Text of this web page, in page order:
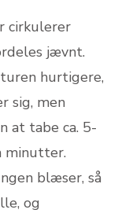
cirkulerer
jævnt.
hurtigere,
sig, men
at tabe ca. 5-
minutter.
blæser, så
og